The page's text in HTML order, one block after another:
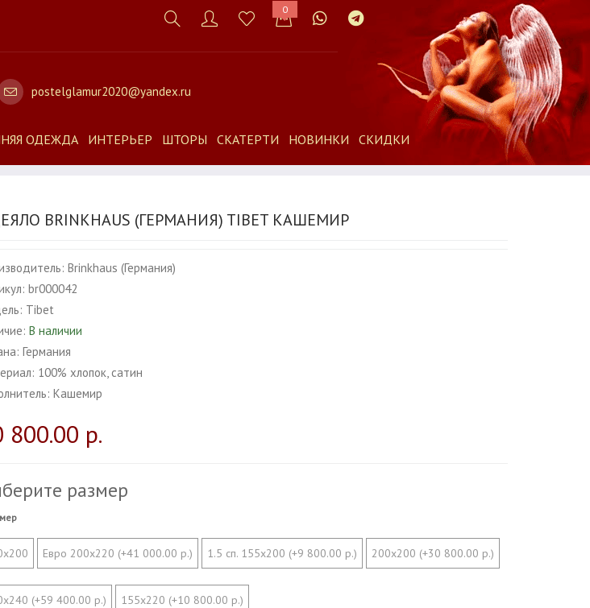
0
postelglamur2020@yandex.ru
ОДЕЖДА ИНТЕРЬЕР ШТОРЫ СКАТЕРТИ НОВИНКИ СКИДКИ
BRINKHAUS (ГЕРМАНИЯ) TIBET КАШЕМИР
Brinkhaus (Германия)
br000042
Tibet
В наличии
Германия
100% хлопок, сатин
Кашемир
800.00 р.
размер
Евро 200х220 (+41 000.00 р.) 1.5 сп. 155х200 (+9 800.00 р.) 200х200 (+30 800.00 р.)
(+59 400.00 р.) 155х220 (+10 800.00 р.)